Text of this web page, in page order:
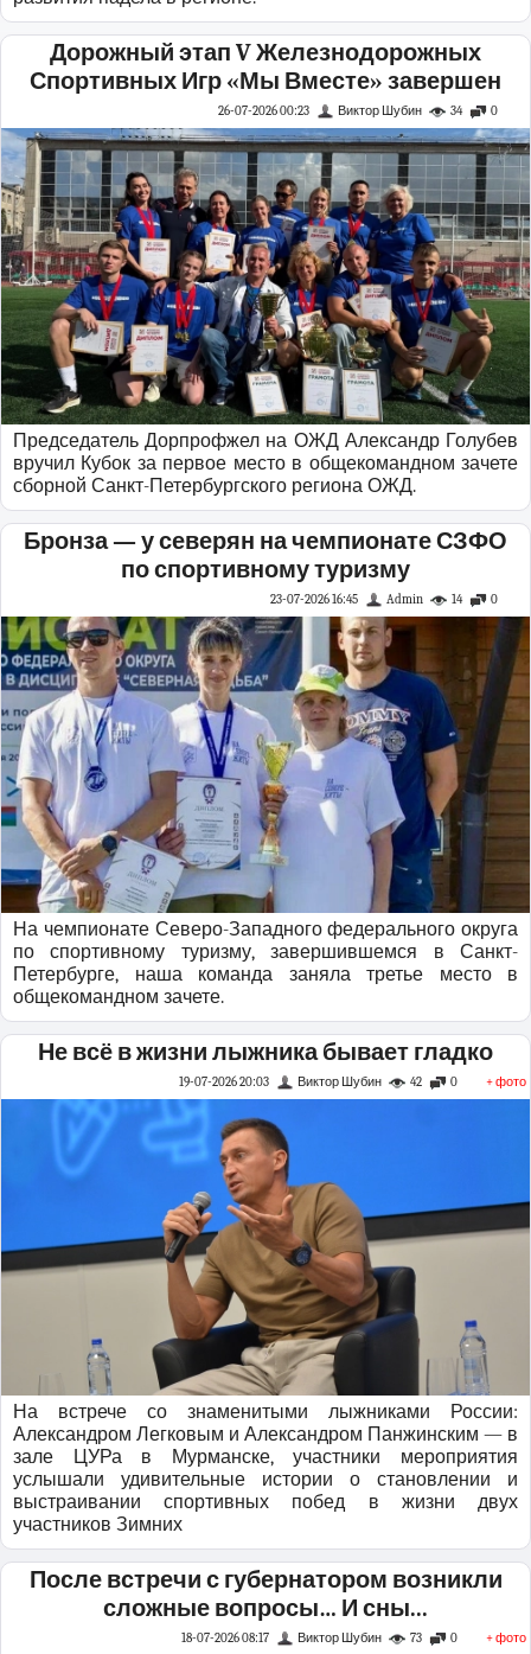
Дорожный этап V Железнодорожных
Спортивных Игр «Мы Вместе» завершен
0
34
Виктор Шубин
26-07-2026 00:23
Председатель Дорпрофжел на ОЖД Александр Голубев
вручил Кубок за первое место в общекомандном зачете
сборной Санкт-Петербургского региона ОЖД.
Бронза — у северян на чемпионате СЗФО
по спортивному туризму
0
14
Admin
23-07-2026 16:45
На чемпионате Северо-Западного федерального округа
по спортивному туризму, завершившемся в Санкт-
Петербурге, наша команда заняла третье место в
общекомандном зачете.
Не всё в жизни лыжника бывает гладко
+ фото
0
42
Виктор Шубин
19-07-2026 20:03
На встрече со знаменитыми лыжниками России:
Александром Легковым и Александром Панжинским — в
зале ЦУРа в Мурманске, участники мероприятия
услышали удивительные истории о становлении и
выстраивании спортивных побед в жизни двух
участников Зимних
После встречи с губернатором возникли
сложные вопросы… И сны...
+ фото
0
73
Виктор Шубин
18-07-2026 08:17